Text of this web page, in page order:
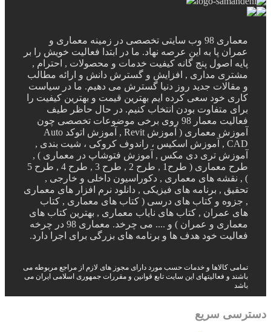
معماری 98 وب سایتی تخصصی در زمینه معماری و
عمران پا به این عرصه نهاد. ما در ابتدا فعالیت خویش را بر
پایه اصول پنج گانه کیفیت خدمات و محصولات , احترام ,
مشتری مداری , افزایش و گسترش دانش و ارائه مطالب
و مقالات جدید روز دنیا گسترش می دهیم. ما در سیاست
کاری خود سعی کرده ایم بهترین قیمت و بهترین کیفیت را
برای متفاوت بودن انتخاب کنیم. در حال حاظر طیف
فعالیت معمار 98 روی برخی موضوعات تخصصی چون
آموزش معماری ( آموزش Revit , آموزش اتوکد Auto
CAD , آموزش اسکیس ، راندوف کروکی ، شیت بندی ,
آموزش تری دی مکس , آموزش فتوشاپ در معماری ) ,
طرح معماری ( طرح1 , طرح 2 , طرح 3 , طرح 4 , طرح 5
) , نقشه های معماری , دکوراسیون داخلی و خارجی ,
تحقیق , برنامه های فیزیکی , دانلود نرم افزار های معماری
, جزوه و کتاب های درسی ( کتاب های معماری , کتاب
های عمران , کتاب های نایاب معماری , بهترین کتاب های
معماری و عمران ) و .... می چرخد. معماری 98 در چرخه
فعالیت خود هدف ها و برنامه های بزرگی برای اجرا دارد.
تمامی کالاها و خدمات حسب مورد دارای مجوز های لازم از مراجع مربوطه می
باشند و فعالیتهای این سایت تابع قوانین و مقررات جمهوری اسلامی ایران می
باشد
دسترسی سریع